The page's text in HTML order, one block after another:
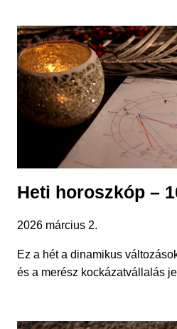
Heti horoszkóp –
2026 március 2.
Ez a hét a dinamikus
és a merész kockázatvállalás